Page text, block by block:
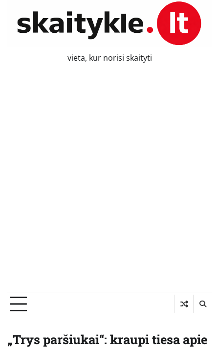
content
vieta, kur norisi skaityti
„Trys paršiukai“: kraupi tiesa apie